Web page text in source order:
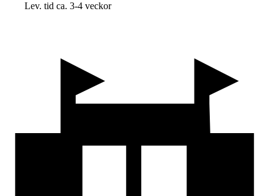
Lev. tid ca. 3-4 veckor